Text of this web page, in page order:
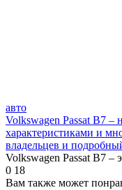
авто
Volkswagen Passat B7
характеристиками и
владельцев и
Volkswagen Passat B7 –
0 18
Вам также может